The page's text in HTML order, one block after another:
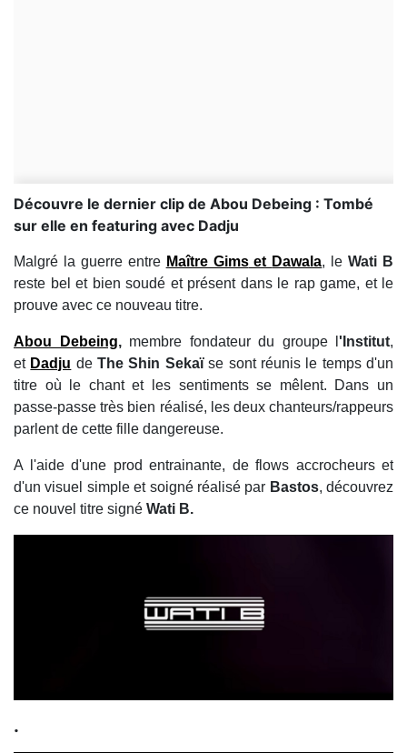
Découvre le dernier clip de Abou Debeing : Tombé
sur elle en featuring avec Dadju
Malgré la guerre entre Maître Gimset Dawala, leWati B
reste bel et bien soudé et présent dans le rap game, et le
prouve avec ce nouveau titre.
Abou Debeing,membre fondateur du groupe l 'Institut,
et Dadju deThe Shin Sekaïse sont réunis le temps d'un
titre où le chant et les sentiments se mêlent. Dans un
passe-passe très bien réalisé, les deux chanteurs/rappeurs
parlent de cette fille dangereuse.
A l'aide d'une prod entrainante, de flows accrocheurs et
d'un visuel simple et soigné réalisé par Bastos, découvrez
ce nouvel titre signé Wati B.
.